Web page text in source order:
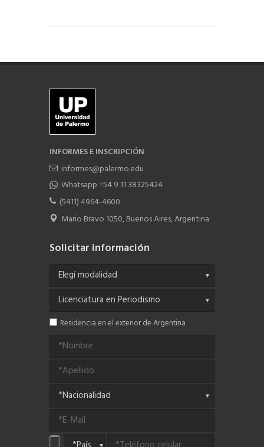
INFORMES E INSCRIPCIÓN
informes@palermo.edu
Whatsapp +54 9 11 38325424
(5411) 4964-4600
Mario Bravo 1050, Buenos Aires, Argentina
Solicitar información
Residencia en el exterior de Argentina